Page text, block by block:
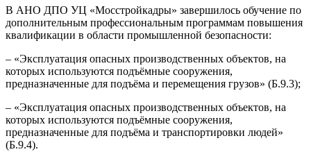
В АНО ДПО УЦ «Мосстройкадры» завершилось обучение по
дополнительным профессиональным программам повышения
квалификации в области промышленной безопасности:
– «Эксплуатация опасных производственных объектов, на
которых используются подъёмные сооружения,
предназначенные для подъёма и перемещения грузов» (Б.9.3);
– «Эксплуатация опасных производственных объектов, на
которых используются подъёмные сооружения,
предназначенные для подъёма и транспортировки людей»
(Б.9.4).